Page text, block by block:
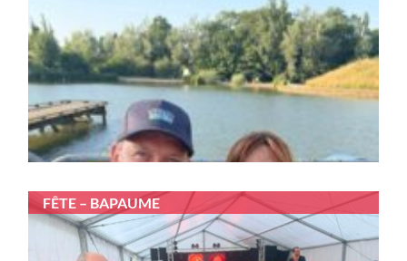
FÊTE – BAPAUME